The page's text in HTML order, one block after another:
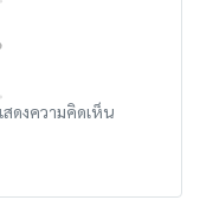
ดงความคิดเห็น